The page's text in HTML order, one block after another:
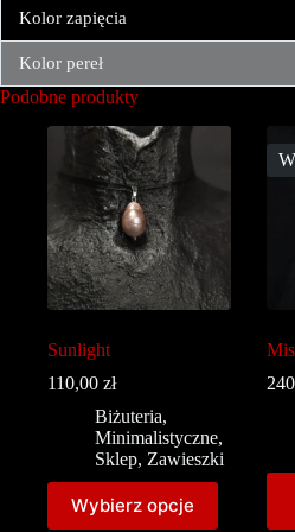
Kolor zapięcia
Kolor pereł
Podobne produkty
Sunlight
110,00 zł
Biżuteria,
Minimalistyczne,
Sklep, Zawieszki
Wybierz opcje